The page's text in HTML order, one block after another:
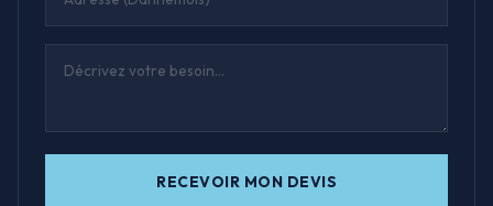
RECEVOIR MON DEVIS